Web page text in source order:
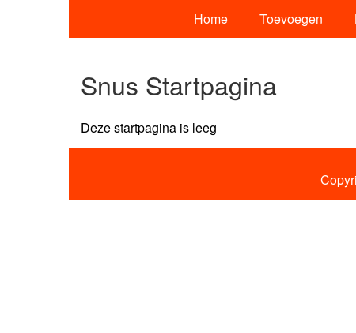
Home Toevoegen
Snus Startpagina
Deze startpagina is leeg